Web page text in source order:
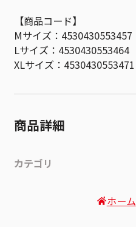
【商品コード】
Mサイズ：4530430553457
Lサイズ：4530430553464
XLサイズ：4530430553471
商品詳細
カテゴリ
ホーム